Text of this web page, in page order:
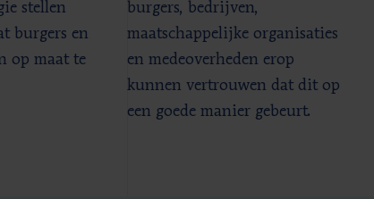
stellen
burgers en
op maat te
burgers, bedrijven,
maatschappelijke organisaties
en medeoverheden erop
kunnen vertrouwen dat dit op
een goede manier gebeurt.